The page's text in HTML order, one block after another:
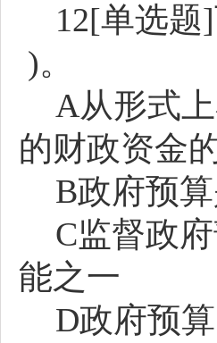
12[单选
)。
A从形式
的财政资金
B政府预
C监督政
能之一
D政府预